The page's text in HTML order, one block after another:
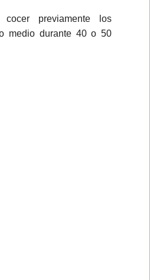
previamente los
medio durante 40 o 50